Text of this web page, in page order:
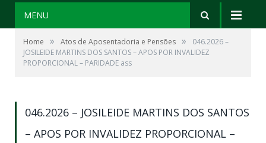
MENU
Home » Atos de Aposentadoria e Pensões »
046.2026 –
JOSILEIDE MARTINS DOS SANTOS – APOS POR INVALIDEZ
PROPORCIONAL – PARIDADE ass
046.2026 – JOSILEIDE MARTINS DOS SANTOS
– APOS POR INVALIDEZ PROPORCIONAL –